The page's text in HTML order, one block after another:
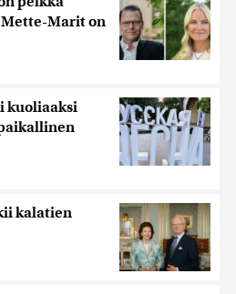
Marit on
kuoliaaksi
kalatien